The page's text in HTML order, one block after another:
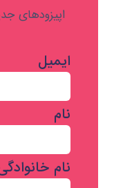
اپیزودهای
ایمیل
نام
نام